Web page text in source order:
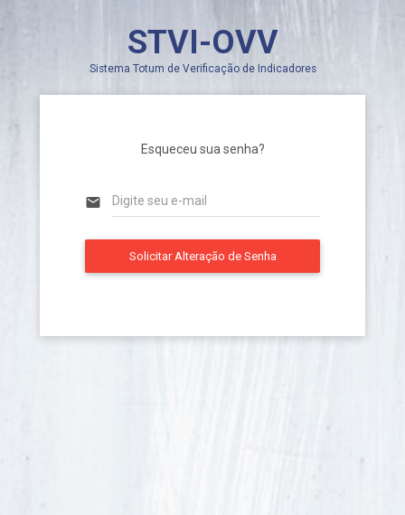
STVI-OVV
Sistema Totum de Verificação de Indicadores
Esqueceu sua senha?
email
Solicitar Alteração de Senha